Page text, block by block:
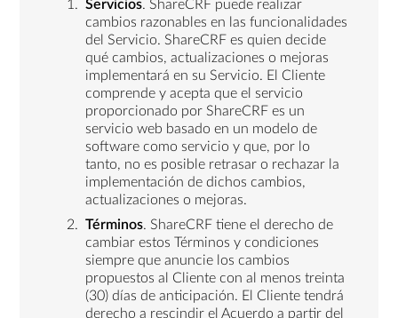
Servicios. ShareCRF puede realizar
cambios razonables en las funcionalidades
del Servicio. ShareCRF es quien decide
qué cambios, actualizaciones o mejoras
implementará en su Servicio. El Cliente
comprende y acepta que el servicio
proporcionado por ShareCRF es un
servicio web basado en un modelo de
software como servicio y que, por lo
tanto, no es posible retrasar o rechazar la
implementación de dichos cambios,
actualizaciones o mejoras.
Términos. ShareCRF tiene el derecho de
cambiar estos Términos y condiciones
siempre que anuncie los cambios
propuestos al Cliente con al menos treinta
(30) días de anticipación. El Cliente tendrá
derecho a rescindir el Acuerdo a partir del